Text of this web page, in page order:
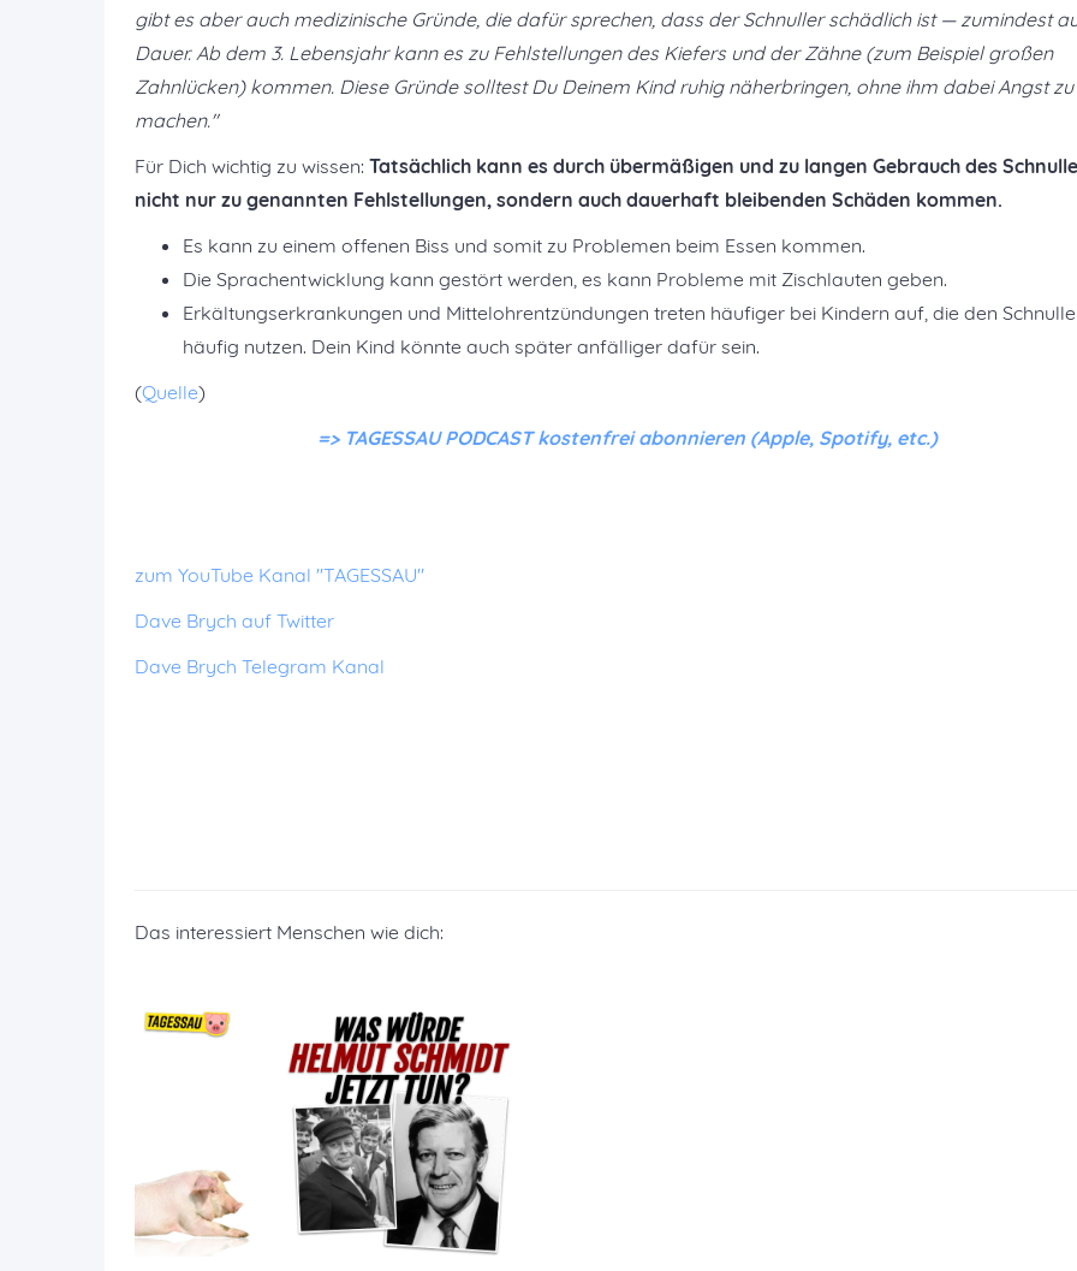
gibt es aber auch medizinische Gründe, die dafür sprechen, dass der Schnuller schädlich ist — zumindest
Dauer. Ab dem 3. Lebensjahr kann es zu Fehlstellungen des Kiefers und der Zähne (zum Beispiel großen
Zahnlücken) kommen. Diese Gründe solltest Du Deinem Kind ruhig näherbringen, ohne ihm dabei Angst zu
machen."
Für Dich wichtig zu wissen: Tatsächlich kann es durch übermäßigen und zu langen Gebrauch des
nicht nur zu genannten Fehlstellungen, sondern auch dauerhaft bleibenden Schäden kommen.
Es kann zu einem offenen Biss und somit zu Problemen beim Essen kommen.
Die Sprachentwicklung kann gestört werden, es kann Probleme mit Zischlauten geben.
Erkältungserkrankungen und Mittelohrentzündungen treten häufiger bei Kindern auf, die den
häufig nutzen. Dein Kind könnte auch später anfälliger dafür sein.
(Quelle)
=> TAGESSAU PODCAST kostenfrei abonnieren (Apple, Spotify, etc.)
zum YouTube Kanal "TAGESSAU"
Dave Brych auf Twitter
Dave Brych Telegram Kanal
Das interessiert Menschen wie dich: